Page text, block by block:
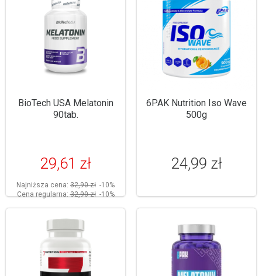
BioTech USA Melatonin
90tab.
29,61 zł
Najniższa cena: 32,90 zł -10%
Cena regularna:32,90 zł -10%
6PAK Nutrition Iso Wave
500g
24,99 zł